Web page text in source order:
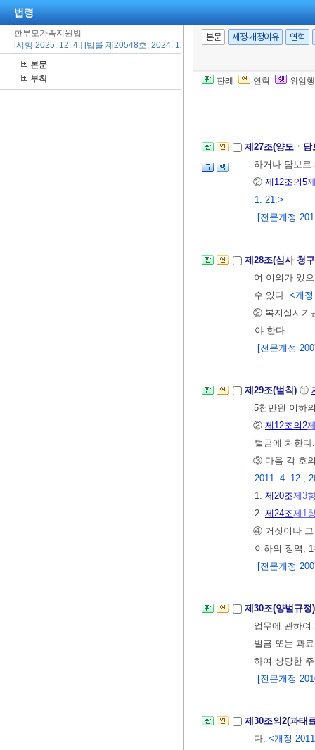
법령
한부모가족지원법
[시행 2025. 12. 4.] [법률 제20548호, 2024. 12. 3., 일부개정]
본문
부칙
본문 제정·개정이유 연혁
판례 연혁 위임
급여 중 과잉
한다. 다만, 이
[전문개정
제27조(양도ㆍ
하거나 담보
② 제12조의5
1. 21.>
[전문개정
제28조(심사 청
여 이의가 있
수 있다. <개
② 복지실시기
야 한다.
[전문개정
제29조(벌칙) ①
5천만원 이하
② 제12조의2
벌금에 처한
③ 다음 각 호
2011. 4. 12.,
1. 제20조제3
2. 제24조제1
④ 거짓이나 그
이하의 징역,
[전문개정
제30조(양벌규
업무에 관하여
벌금 또는 과
하여 상당한
[전문개정
제30조의2(과태
다. <개정